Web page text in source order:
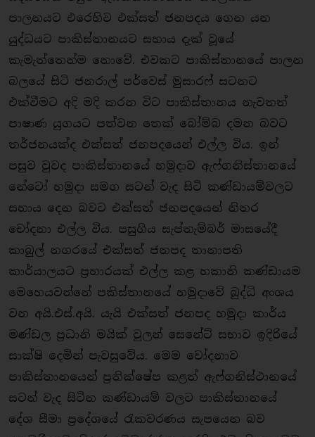
පාලනයට එරෙහිව එක්සත් ජනපදය ගෙන යන
යුද්ධයට පාකිස්තානයට සහාය දැක් වූයේ
කැමැත්තෙන්ම නොවේ. එවකට පාකිස්තානයේ පාලන
බලයේ සිටි ජනරාල් පර්වෙස් මුසාරෆ් සටනට
එක්වීමට අදි මදි කරන විට පාකිස්තානය නැවතත්
පාෂාණ යුගයට පත්වන තෙක් බෝම්බ දමන බවට
තර්ජනයක්ද එක්සත් ජනපදයෙන් එල්ල විය. ඉන්
පසුව වුවද පාකිස්තානයේ හමුදාව ඇෆ්ගනිස්තානයේ
නේටෝ හමුදා සමග සටන් වැද සිටි කණ්ඩායම්වලට
සහාය දෙන බවට එක්සත් ජනපදයෙන් නිතර
චෝදනා එල්ල විය. පසුගිය සැප්තැම්බර් මාසයේදී
කාබුල් නගරයේ එක්සත් ජනපද තානාපති
කාර්යාලයට ප‍්‍රහාරයක් එල්ල කළ හකානි කණ්ඩායම
මෙහෙයවන්නේ පකිස්තානයේ හමුදාවේ බුද්ධි අංශය
වන අයි.එස්.අයි. යැයි එක්සත් ජනපද හමුදා කාර්ය
මණ්ඩල ප‍්‍රධානි මයික් වුලන් සෙනේට් සභාව ඉදිරියේ
සාක්ෂි දෙමින් පැවසුවේය. මෙම චෝදනාව
පාකිස්තානයෙන් ප‍්‍රතික්ෂේප කළත් ඇෆ්ගනිස්ථානයේ
සටන් වැද සිටින කණ්ඩායම් වලට පාකිස්තානයේ
දේශ සීමා ප‍්‍රදේශයේ රැකවරණය සැපයෙන බව